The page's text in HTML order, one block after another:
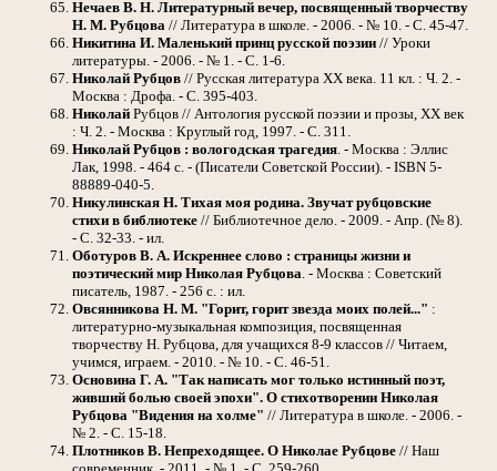
Нечаев В. Н. Литературный вечер, посвященный творчеству
Н. М. Рубцова // Литература в школе. - 2006. - № 10. - С. 45-47.
Никитина И. Маленький принц русской поэзии // Уроки
литературы. - 2006. - № 1. - С. 1-6.
Николай Рубцов // Русская литература ХХ века. 11 кл. : Ч. 2. -
Москва : Дрофа. - С. 395-403.
Николай Рубцов // Антология русской поэзии и прозы, ХХ век
: Ч. 2. - Москва : Круглый год, 1997. - С. 311.
Николай Рубцов : вологодская трагедия. - Москва : Эллис
Лак, 1998. - 464 с. - (Писатели Советской России). - ISBN 5-
88889-040-5.
Никулинская Н. Тихая моя родина. Звучат рубцовские
стихи в библиотеке // Библиотечное дело. - 2009. - Апр. (№ 8).
- С. 32-33. - ил.
Оботуров В. А. Искреннее слово : страницы жизни и
поэтический мир Николая Рубцова. - Москва : Советский
писатель, 1987. - 256 с. : ил.
Овсянникова Н. М. "Горит, горит звезда моих полей..." :
литературно-музыкальная композиция, посвященная
творчеству Н. Рубцова, для учащихся 8-9 классов // Читаем,
учимся, играем. - 2010. - № 10. - С. 46-51.
Основина Г. А. "Так написать мог только истинный поэт,
живший болью своей эпохи". О стихотворении Николая
Рубцова "Видения на холме" // Литература в школе. - 2006. -
№ 2. - С. 15-18.
Плотников В. Непреходящее. О Николае Рубцове // Наш